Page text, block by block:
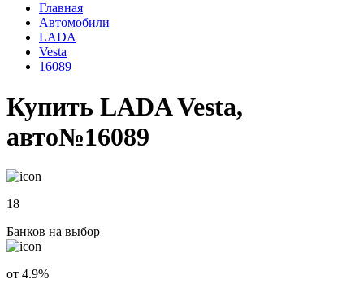
Главная
Автомобили
LADA
Vesta
16089
Купить LADA Vesta,
авто№16089
18
Банков на выбор
от 4.9%